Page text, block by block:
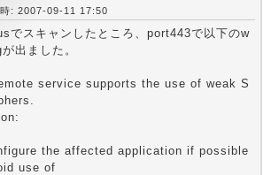
: 2007-09-11 17:50
でスキャンしたところ、port443で以下のw
出ました。
service supports the use of weak S
the affected application if possible
use of